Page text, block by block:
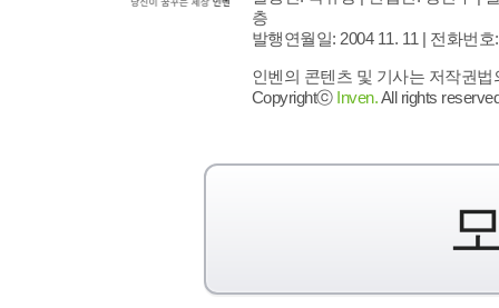
층
발행연월일: 2004 11. 11 | 전화번호
인벤의 콘텐츠 및 기사는 저작권
Copyrightⓒ Inven.All rights